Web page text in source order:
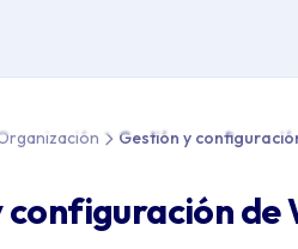
Gestión y
configuración de